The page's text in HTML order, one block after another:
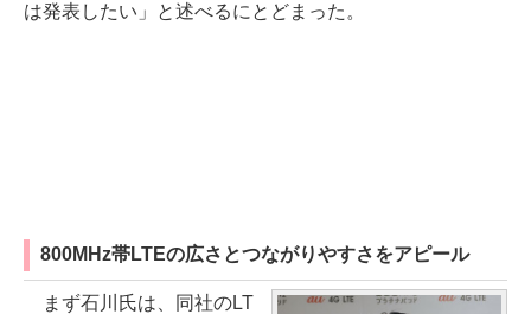
は発表したい」と述べるにとどまった。
800MHz帯LTEの広さとつながりやすさをアピール
まず石川氏は、同社のLT